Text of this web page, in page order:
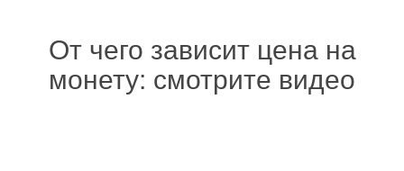
От чего зависит цена на
монету: смотрите видео